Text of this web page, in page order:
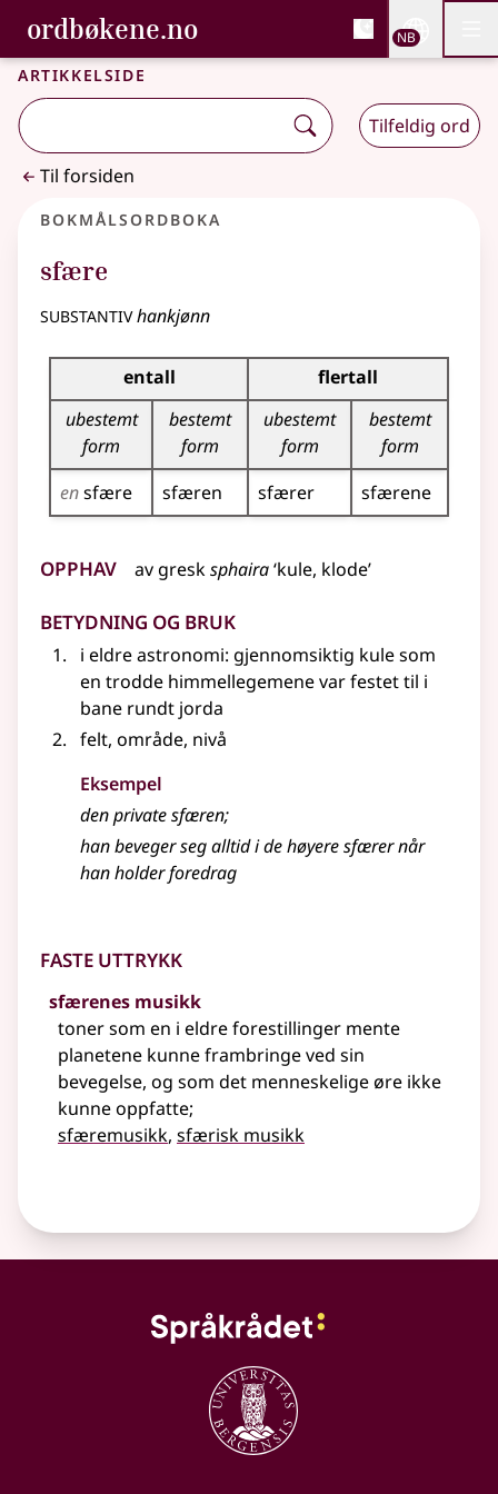
Gå til hovedinnhold
Tilgjengelighet
ordbøkene.no, Bokmålsordboka og
Bokmålsordboka og Nynorskordboka
NB
Artikkelside
Tilfeldig ord
Til forsiden
Bokmålsordboka
sfære
substantivhankjønn
Bøyingstabell for dette substantivet
entall
flertall
ubestemt
form
bestemt
form
ubestemt
form
bestemt
form
ensfære sfæren sfærer sfærene
Opphav av gresksphaira‘kule, klode’
Betydning og bruk
i eldre astronomi: gjennomsiktig kule som
en trodde himmellegemene var festet til i
bane rundt jorda
felt, område, nivå
Eksempel
den private sfæren;
han beveger seg alltid i de høyeresfærernår
han holder foredrag
Faste uttrykk
sfærenes musikk
toner som en i eldre forestillinger mente
planetene kunne frambringe ved sin
bevegelse, og som det menneskelige øre ikke
kunne oppfatte;
sfæremusikk, sfærisk musikk